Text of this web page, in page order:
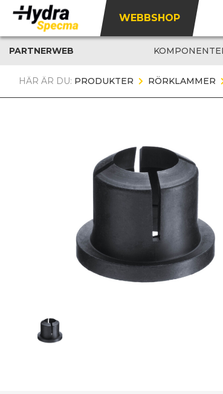
WEBBSHOP
PARTNERWEB
HÄR ÄR DU: PRODUKTER RÖRKLAMMER